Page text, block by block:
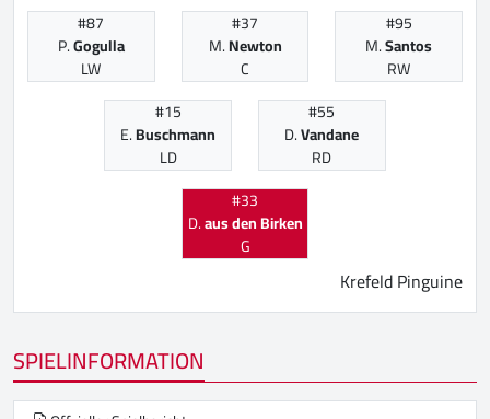
#87
P.Gogulla
LW
#37
M.Newton
C
#95
M.Santos
RW
#15
E.Buschmann
LD
#55
D.Vandane
RD
#33
D.aus den Birken
G
Krefeld Pinguine
SPIELINFORMATION